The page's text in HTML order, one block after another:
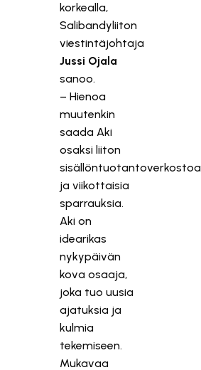
korkealla,
Salibandyliiton
viestintäjohtaja
Jussi Ojala
sanoo.
– Hienoa
muutenkin
saada Aki
osaksi liiton
sisällöntuotantoverkostoa
ja viikottaisia
sparrauksia.
Aki on
idearikas
nykypäivän
kova osaaja,
joka tuo uusia
ajatuksia ja
kulmia
tekemiseen.
Mukavaa